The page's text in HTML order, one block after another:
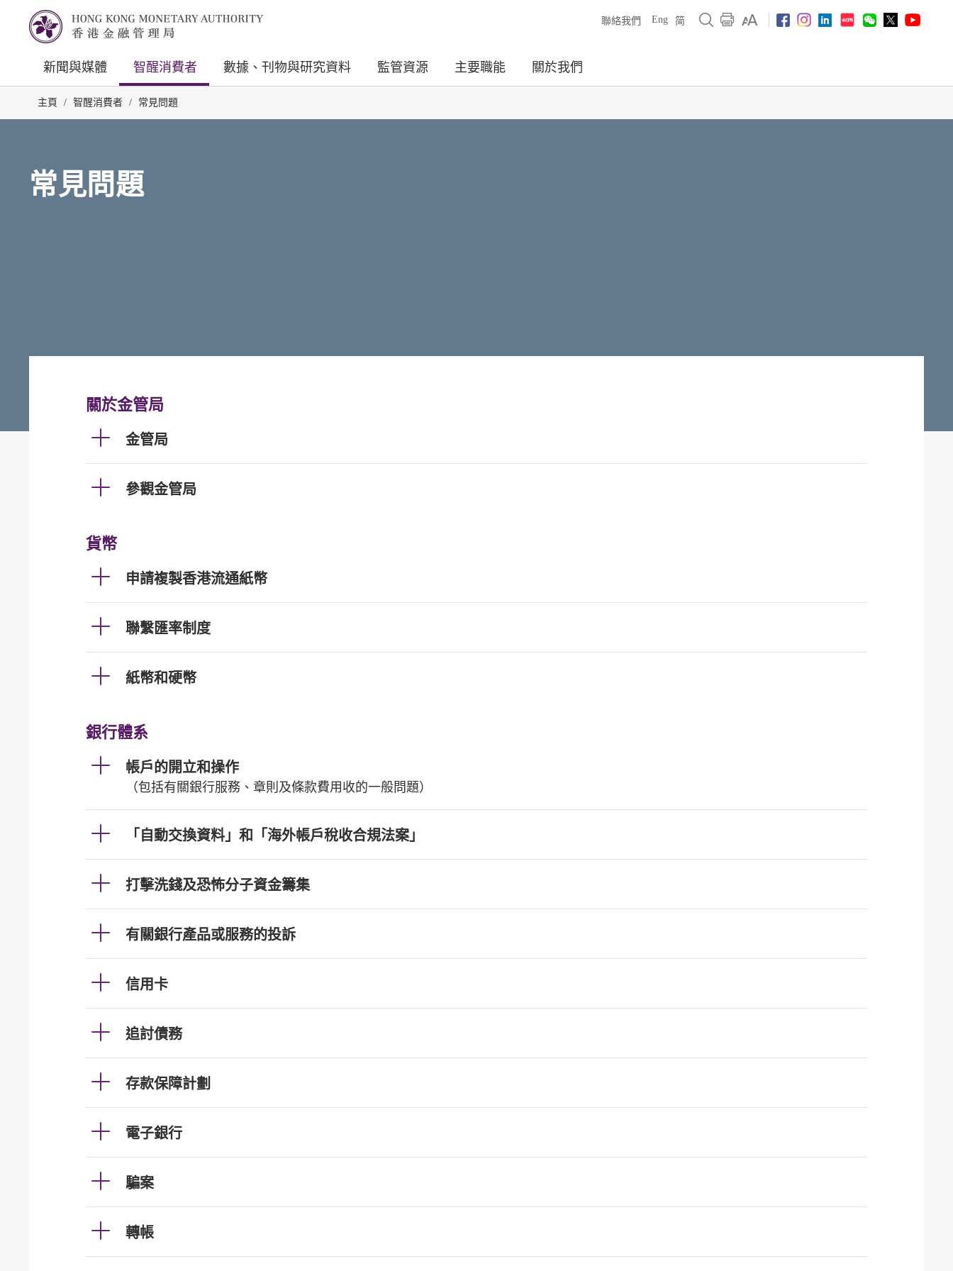
聯絡我們 Eng 简
新聞與媒體 智醒消費者 數據、刊物與研究資料 監管資源 主要職能 關於我們
主頁 / 智醒消費者 / 常見問題
常見問題
關於金管局
金管局
參觀金管局
貨幣
申請複製香港流通紙幣
聯繫匯率制度
紙幣和硬幣
銀行體系
帳戶的開立和操作
（包括有關銀行服務、章則及條款費用收的一般問題）
「自動交換資料」和「海外帳戶稅收合規法案」
打擊洗錢及恐怖分子資金籌集
有關銀行產品或服務的投訴
信用卡
追討債務
存款保障計劃
電子銀行
騙案
轉帳